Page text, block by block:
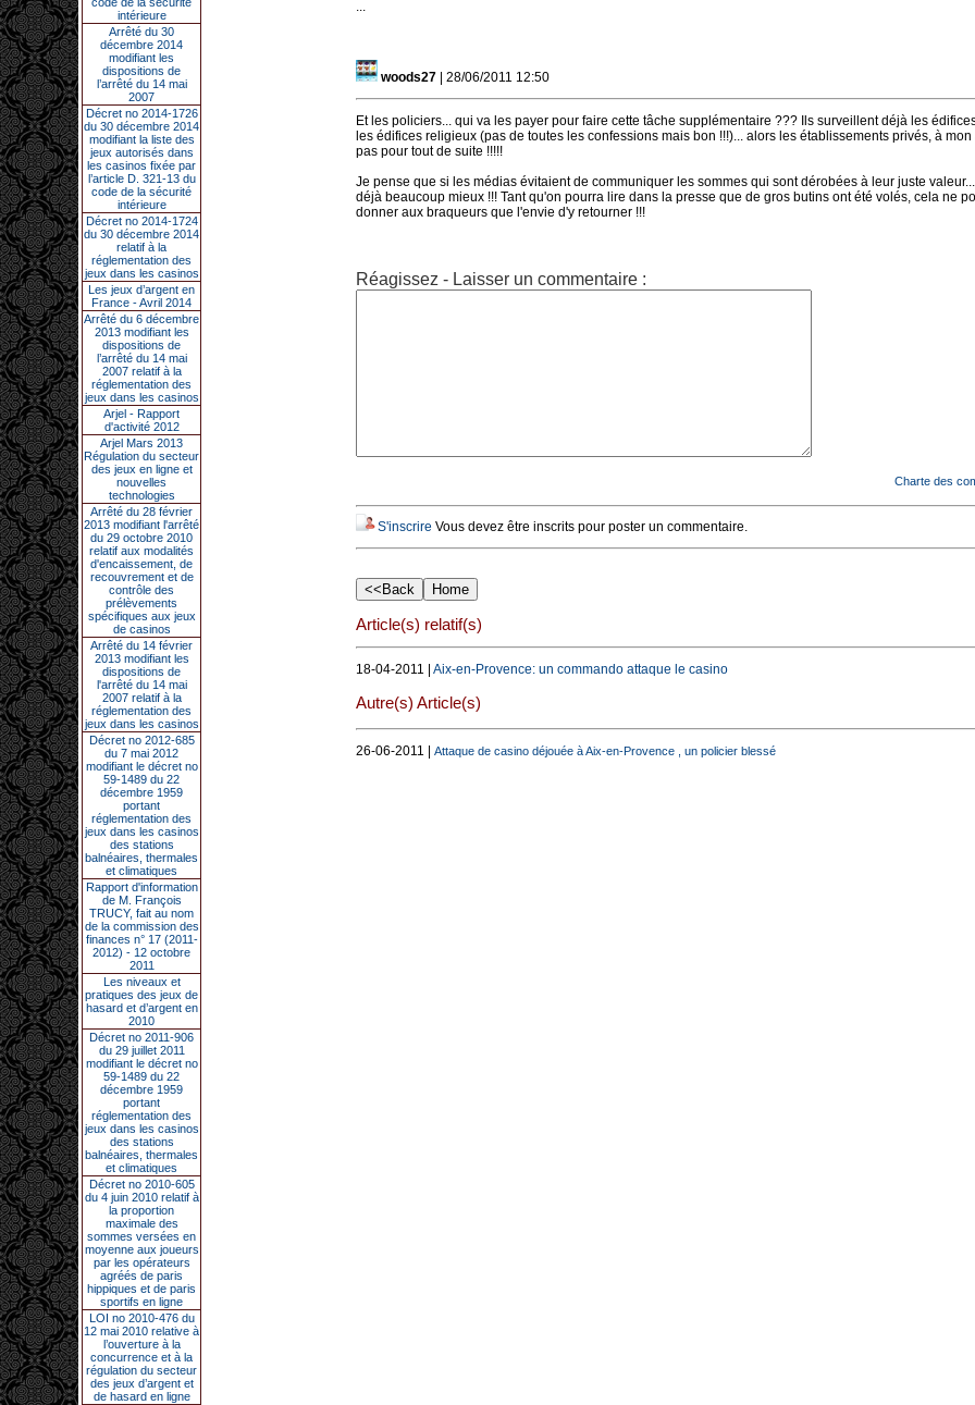
intérieure
Arrêté du 30
décembre 2014
modifiant les
dispositions de
l’arrêté du 14 mai
2007
Décret no 2014-1726
du 30 décembre 2014
modifiant la liste des
jeux autorisés dans
les casinos fixée par
l’article D. 321-13 du
code de la sécurité
intérieure
Décret no 2014-1724
du 30 décembre 2014
relatif à la
réglementation des
jeux dans les casinos
Les jeux d’argent en
France - Avril 2014
Arrêté du 6 décembre
2013 modifiant les
dispositions de
l’arrêté du 14 mai
2007 relatif à la
réglementation des
jeux dans les casinos
Arjel - Rapport
d'activité 2012
Arjel Mars 2013
Régulation du secteur
des jeux en ligne et
nouvelles
technologies
Arrêté du 28 février
2013 modifiant l'arrêté
du 29 octobre 2010
relatif aux modalités
d'encaissement, de
recouvrement et de
contrôle des
prélèvements
spécifiques aux jeux
de casinos
Arrêté du 14 février
2013 modifiant les
dispositions de
l'arrêté du 14 mai
2007 relatif à la
réglementation des
jeux dans les casinos
Décret no 2012-685
du 7 mai 2012
modifiant le décret no
59-1489 du 22
décembre 1959
portant
réglementation des
jeux dans les casinos
des stations
balnéaires, thermales
et climatiques
Rapport d'information
de M. François
TRUCY, fait au nom
de la commission des
finances n° 17 (2011-
2012) - 12 octobre
2011
Les niveaux et
pratiques des jeux de
hasard et d’argent en
2010
Décret no 2011-906
du 29 juillet 2011
modifiant le décret no
59-1489 du 22
décembre 1959
portant
réglementation des
jeux dans les casinos
des stations
balnéaires, thermales
et climatiques
Décret no 2010-605
du 4 juin 2010 relatif à
la proportion
maximale des
sommes versées en
moyenne aux joueurs
par les opérateurs
agréés de paris
hippiques et de paris
sportifs en ligne
LOI no 2010-476 du
12 mai 2010 relative à
l’ouverture à la
concurrence et à la
régulation du secteur
des jeux d’argent et
de hasard en ligne
...
woods27| 28/06/2011 12:50
Et les policiers... qui va les payer pour faire cette tâche supplémentaire ??? Ils surveillent déjà les
les édifices religieux (pas de toutes les confessions mais bon !!!)... alors les établissements privés, à mon
pas pour tout de suite !!!!!
Je pense que si les médias évitaient de communiquer les sommes qui sont dérobées à leur juste
déjà beaucoup mieux !!! Tant qu'on pourra lire dans la presse que de gros butins ont été volés, cela ne
donner aux braqueurs que l'envie d'y retourner !!!
Réagissez - Laisser un commentaire :
Charte des
S'inscrire Vous devez être inscrits pour poster un commentaire.
Article(s) relatif(s)
18-04-2011 | Aix-en-Provence: un commando attaque le casino
Autre(s) Article(s)
26-06-2011 | Attaque de casino déjouée à Aix-en-Provence , un policier blessé